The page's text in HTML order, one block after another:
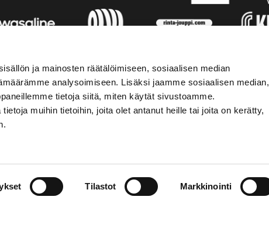
ja mainosten räätälöimiseen, sosiaalisen median
analysoimiseen. Lisäksi jaamme sosiaalisen median,
tietoja siitä, miten käytät sivustoamme.
muihin tietoihin, joita olet antanut heille tai joita on kerätty,
Tilastot Markkinointi
SOSIAALINEN MEDIA
facebook